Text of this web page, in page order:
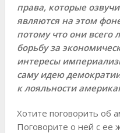
права, которые
являются на этом
потому что они
борьбу за
интересы
саму идею
к лояльности
Хотите поговорить об
Поговорите о ней с ее